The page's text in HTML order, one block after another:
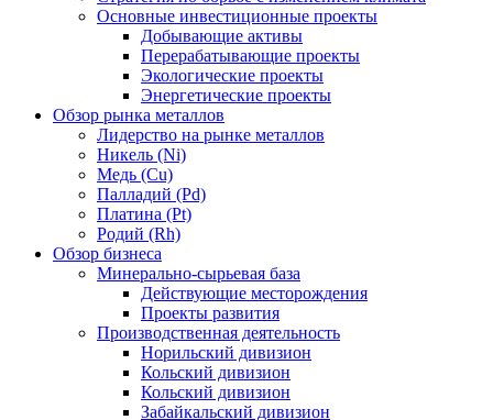
Основные инвестиционные проекты
Добывающие активы
Перерабатывающие проекты
Экологические проекты
Энергетические проекты
Обзор рынка металлов
Лидерство на рынке металлов
Никель (Ni)
Медь (Cu)
Палладий (Pd)
Платина (Pt)
Родий (Rh)
Обзор бизнеса
Минерально-сырьевая база
Действующие месторождения
Проекты развития
Производственная деятельность
Норильский дивизион
Кольский дивизион
Кольский дивизион
Забайкальский дивизион